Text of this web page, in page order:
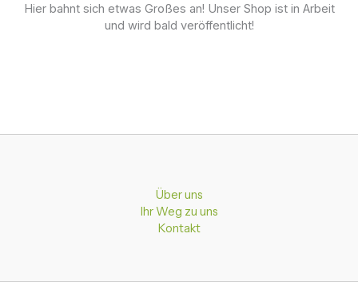
Hier bahnt sich etwas Großes an! Unser Shop ist in Arbeit
und wird bald veröffentlicht!
Über uns
Ihr Weg zu uns
Kontakt